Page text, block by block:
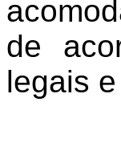
de
legais